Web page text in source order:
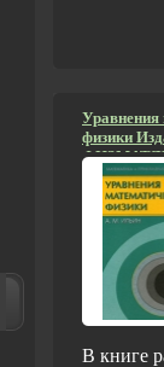
статей,
главных
окажет
помощь
Уравнения
физики
переплет,
9221-
Формат:
В книге